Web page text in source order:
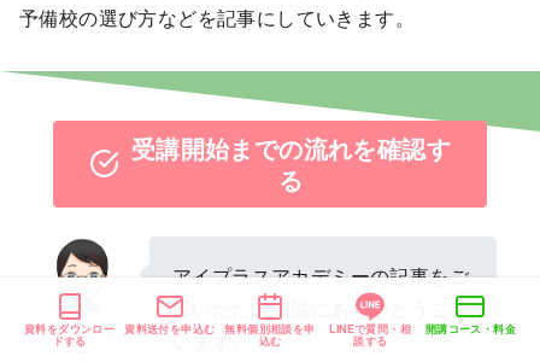
予備校の選び方などを記事にしていきます。
受講開始までの流れを確認す
る
プラス先
生
アイプラスアカデミーの記事をご
覧いただき、誠にありがとうござ
います。
資料をダウンロー
ドする
資料送付を申込む 無料個別相談を申
込む
LINEで質問・相
談する
開講コース・料金